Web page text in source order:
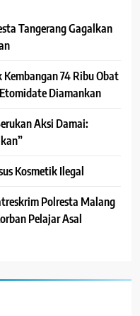
Tangerang Gagalkan
74 Ribu Obat
Diamankan
Aksi Damai:
Kosmetik Ilegal
Polresta Malang
Pelajar Asal